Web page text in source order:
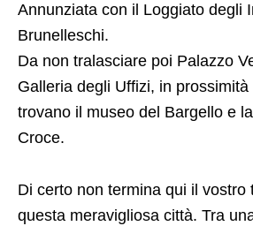
Annunziata con il Loggiato degli
Brunelleschi.
Da non tralasciare poi Palazzo
Galleria degli Uffizi, in
trovano il museo del Bargello e
Croce.
Di certo non termina qui il vostro
questa meravigliosa città. Tra